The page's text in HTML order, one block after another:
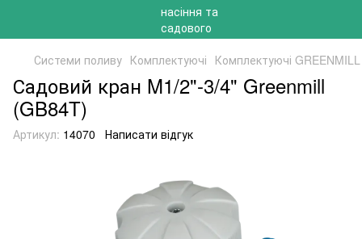
Системи поливу Комплектуючі Комплектуючі GREENMILL
Садовий кран M1/2"-3/4" Greenmill
(GB84T)
Артикул: 14070 Написати відгук